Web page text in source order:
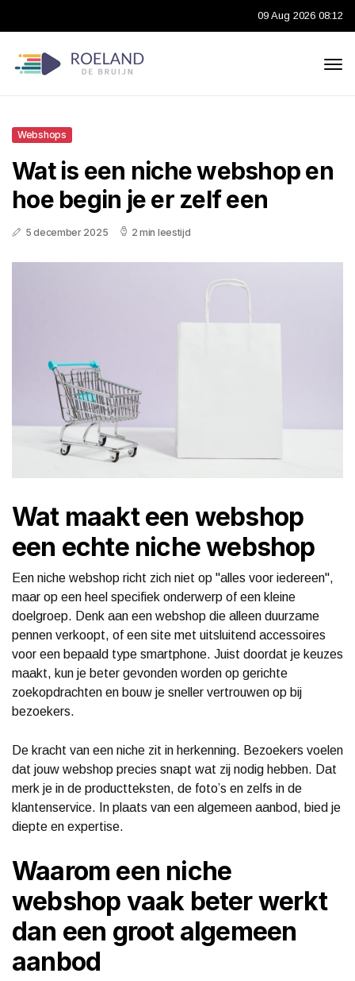
09 Aug 2026 08:12
Webshops
Wat is een niche webshop en
hoe begin je er zelf een
5 december 2025 2 min leestijd
Wat maakt een webshop
een echte niche webshop
Een niche webshop richt zich niet op "alles voor iedereen",
maar op een heel specifiek onderwerp of een kleine
doelgroep. Denk aan een webshop die alleen duurzame
pennen verkoopt, of een site met uitsluitend accessoires
voor een bepaald type smartphone. Juist doordat je keuzes
maakt, kun je beter gevonden worden op gerichte
zoekopdrachten en bouw je sneller vertrouwen op bij
bezoekers.
De kracht van een niche zit in herkenning. Bezoekers voelen
dat jouw webshop precies snapt wat zij nodig hebben. Dat
merk je in de productteksten, de foto’s en zelfs in de
klantenservice. In plaats van een algemeen aanbod, bied je
diepte en expertise.
Waarom een niche
webshop vaak beter werkt
dan een groot algemeen
aanbod